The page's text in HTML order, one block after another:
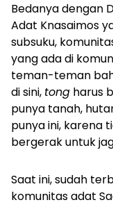
Bedanya dengan
Adat Knasaimos
subsuku,
yang ada di
teman-teman
di sini, tong harus
punya tanah,
punya ini, karena
bergerak untuk
Saat ini, sudah
komunitas adat